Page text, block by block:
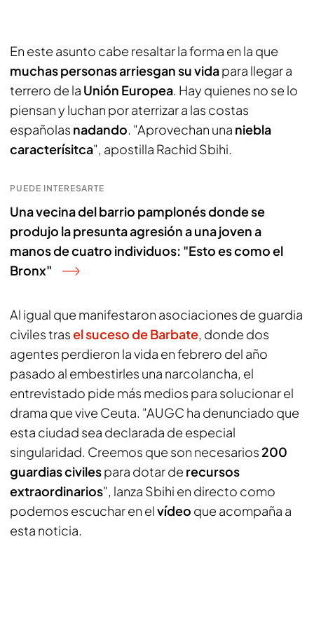
En este asunto cabe resaltar la forma en la que
muchas personas arriesgan su vidapara llegar a
terrero de la Unión Europea. Hay quienes no se lo
piensan y luchan por aterrizar a las costas
españolas nadando. "Aprovechan una niebla
caracterísitca", apostilla Rachid Sbihi.
PUEDE INTERESARTE
Una vecina del barrio pamplonés donde se
produjo la presunta agresión a una joven a
manos de cuatro individuos: "Esto es como el
Bronx"
Al igual que manifestaron asociaciones de guardia
civiles trasel suceso de Barbate, donde dos
agentes perdieron la vida en febrero del año
pasado al embestirles una narcolancha, el
entrevistado pide más medios para solucionar el
drama que vive Ceuta. "AUGC ha denunciado que
esta ciudad sea declarada de especial
singularidad. Creemos que son necesarios 200
guardias civilespara dotar de recursos
extraordinarios", lanza Sbihi en directo como
podemos escuchar en elvídeo que acompaña a
esta noticia.